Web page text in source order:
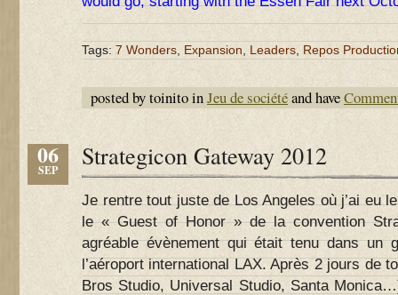
Tags: 7 Wonders Expansion Leaders Repos
posted by toinito inJeu de sociétéand have
06
SEP Strategicon Gateway 2012
Je rentre tout juste de Los Angeles où j’ai eu
le « Guest of Honor » de la convention
agréable évènement qui était tenu dans un
l’aéroport international LAX. Après 2 jours de
Bros Studio, Universal Studio, Santa